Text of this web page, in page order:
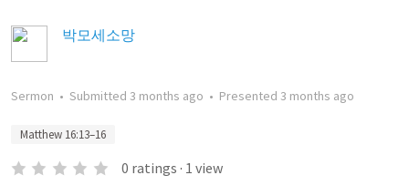
박모세소망
Sermon • Submitted 3 months ago • Presented 3 months ago
Matthew 16:13–16
0 ratings · 1 view